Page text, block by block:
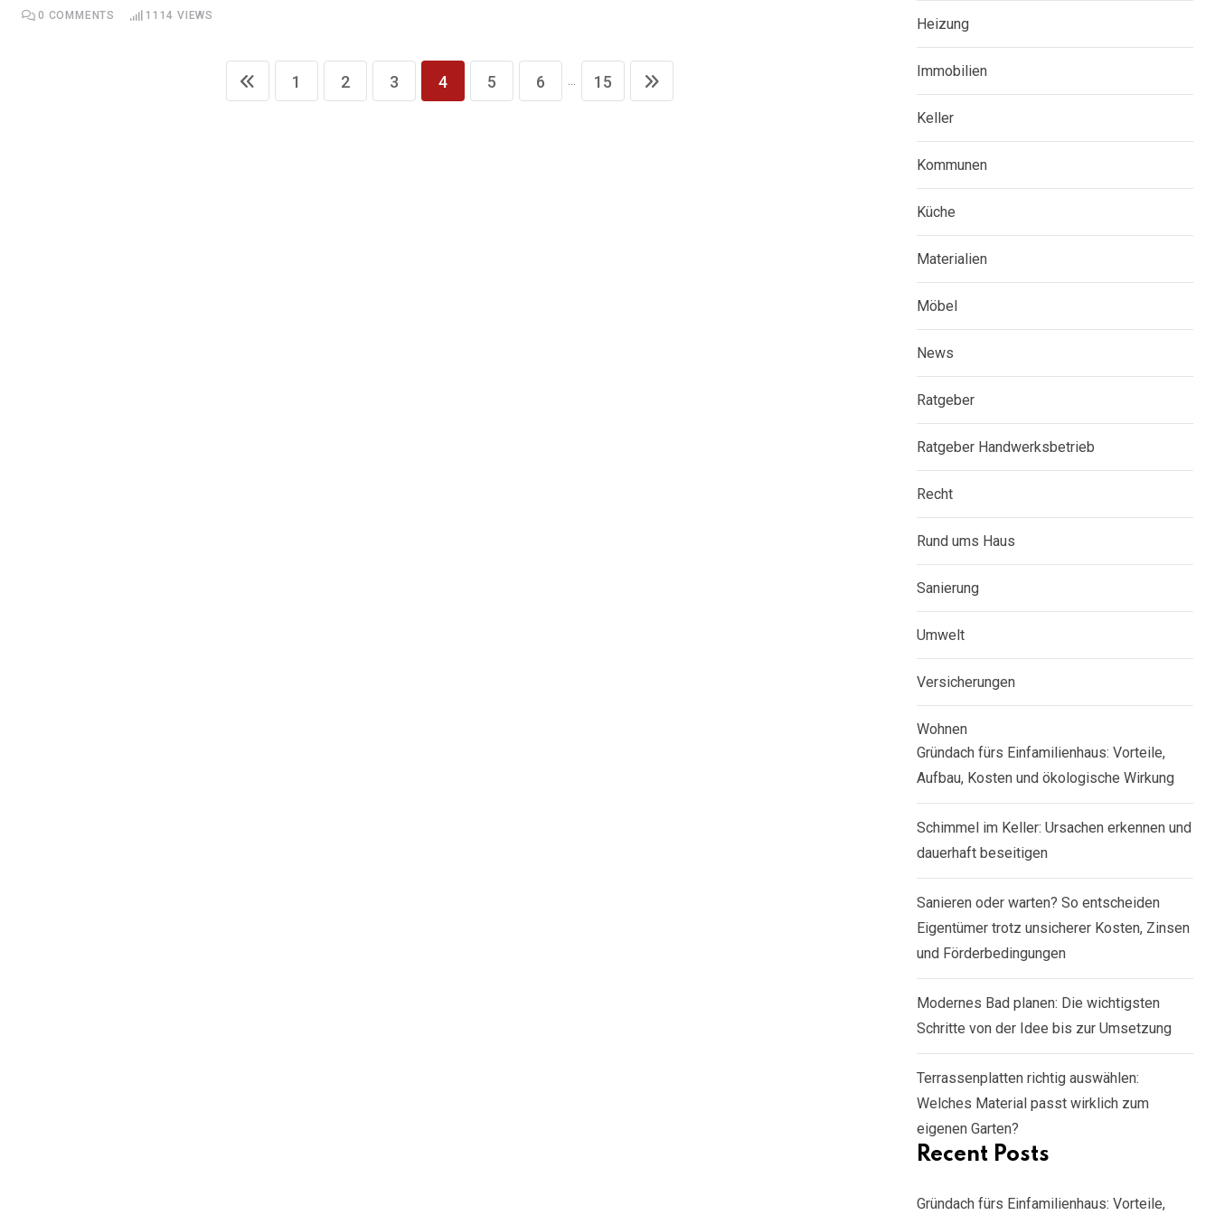
0 COMMENTS 1114 VIEWS
1 2 3 4 5 6 ... 15
Heizung
Immobilien
Keller
Kommunen
Küche
Materialien
Möbel
News
Ratgeber
Ratgeber Handwerksbetrieb
Recht
Rund ums Haus
Sanierung
Umwelt
Versicherungen
Wohnen
Gründach fürs Einfamilienhaus: Vorteile,
Aufbau, Kosten und ökologische Wirkung
Schimmel im Keller: Ursachen erkennen und
dauerhaft beseitigen
Sanieren oder warten? So entscheiden
Eigentümer trotz unsicherer Kosten, Zinsen
und Förderbedingungen
Modernes Bad planen: Die wichtigsten
Schritte von der Idee bis zur Umsetzung
Terrassenplatten richtig auswählen:
Welches Material passt wirklich zum
eigenen Garten?
Recent Posts
Gründach fürs Einfamilienhaus: Vorteile,